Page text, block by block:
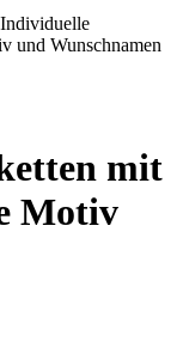
und Wunschnamen
mit
Motiv